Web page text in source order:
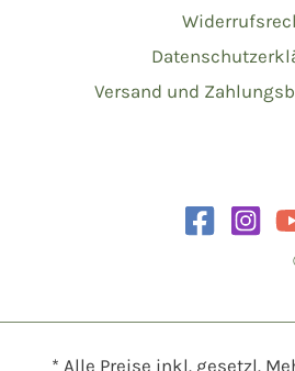
Versand und
* Alle Preise inkl. gesetzl.